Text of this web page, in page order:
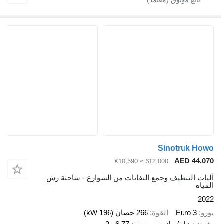
Sinotruk Howo
AED 44,070
$12,000
≈ €10,390
آليات التنظيف وجمع النفايات من الشوارع - شاحنة رش
المياه
2022
يورو Euro 3 القوة 266 حصان (196 kW)